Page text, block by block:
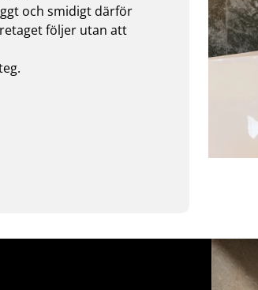
och smidigt därför
följer utan att